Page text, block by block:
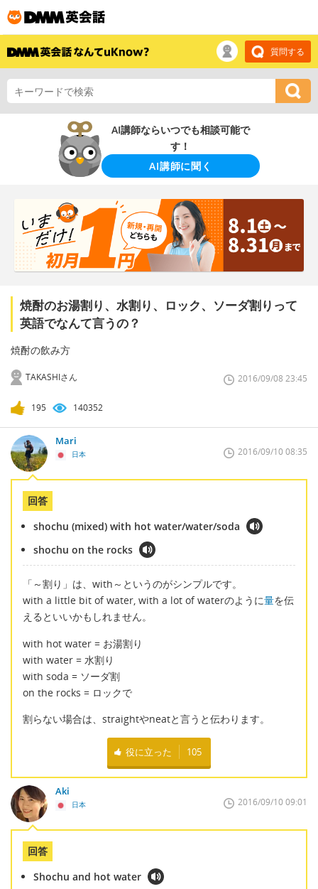
質問する
AI講師ならいつでも相談可能で
す！
AI講師に聞く
焼酎のお湯割り、水割り、ロック、ソーダ割りって
英語でなんて言うの？
焼酎の飲み方
TAKASHIさん 2016/09/08 23:45
195 140352
Mari
日本 2016/09/10 08:35
回答
shochu (mixed) with hot water/water/soda
shochu on the rocks
「～割り」は、with～というのがシンプルです。
with a little bit of water, with a lot of waterのように量を伝
えるといいかもしれません。
with hot water = お湯割り
with water = 水割り
with soda = ソーダ割
on the rocks = ロックで
割らない場合は、straightやneatと言うと伝わります。
役に立った 105
Aki
日本 2016/09/10 09:01
回答
Shochu and hot water